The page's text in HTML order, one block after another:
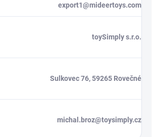
export1@mideertoys.com
toySimply s.r.o.
Sulkovec 76, 59265 Rovečné
michal.broz@toysimply.cz